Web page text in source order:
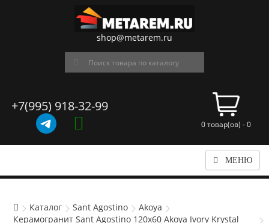
shop@metarem.ru
+7(995) 918-32-99
0 товар(ов) - 0
МЕНЮ
Каталог Sant Agostino
Akoya
Керамогранит Sant Agostino 120x60 Akoya Ivory Krystal